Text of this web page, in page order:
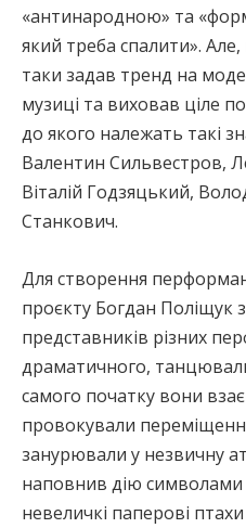
«антинародною» та
який треба спалити».
таки задав тренд на
музиці та виховав ціле
до якого належать такі
Валентин Сильвестров,
Віталій Годзяцький,
Станкович.
Для створення
проєкту Богдан Поліщук
представників різних
драматичного,
самого початку вони
провокували
занурювали у незвичну
наповнив дію символами
невеличкі паперові